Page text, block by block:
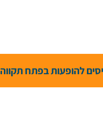
להופעות בפתח תקווה